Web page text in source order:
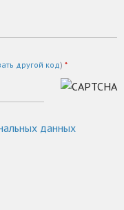
другой код) *
данных